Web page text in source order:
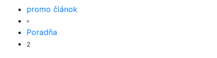
promo článok
Poradňa
2